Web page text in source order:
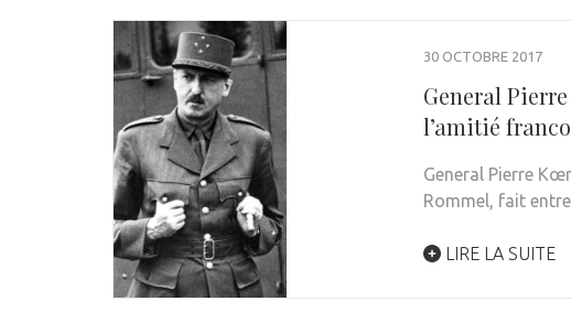
30 OCTOBRE 2017
General
l’amitié
General Pierre
Rommel, fait
LIRE LA SUITE